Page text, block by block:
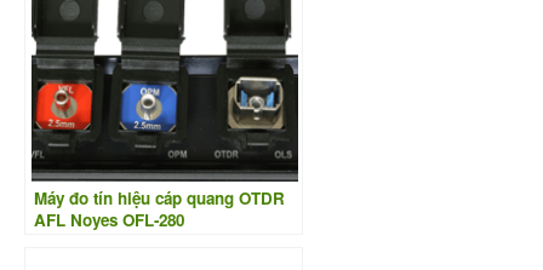
Máy đo tín hiệu cáp quang OTDR
AFL Noyes OFL-280